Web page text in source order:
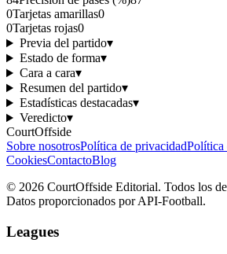
0Tarjetas amarillas0
0Tarjetas rojas0
Previa del partido▾
Estado de forma▾
Cara a cara▾
Resumen del partido▾
Estadísticas destacadas▾
Veredicto▾
CourtOffside
Sobre nosotrosPolítica de privacidadPolítica
CookiesContactoBlog
© 2026 CourtOffside Editorial. Todos los
Datos proporcionados por API-Football.
Leagues